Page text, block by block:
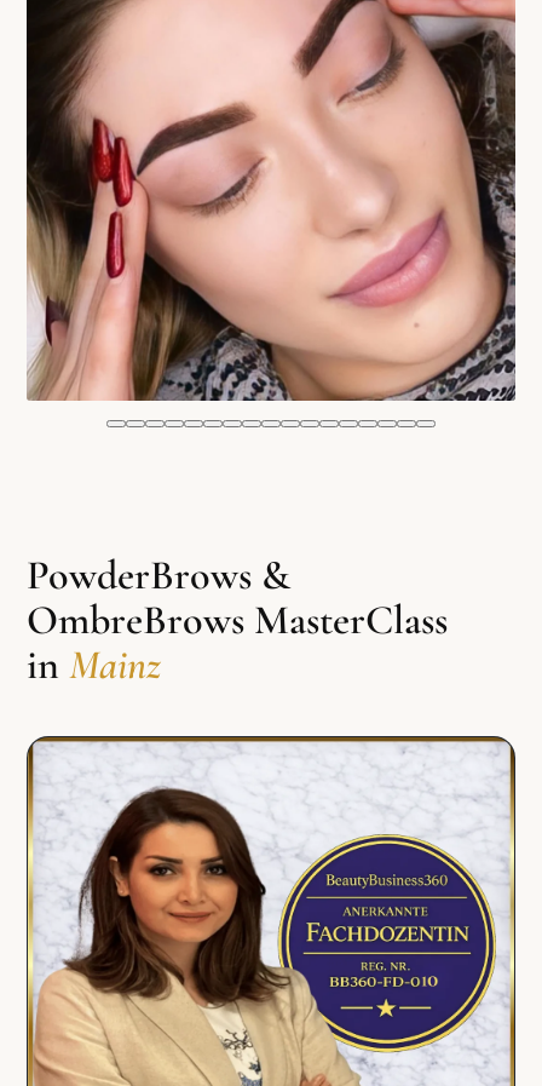
PowderBrows &
OmbreBrows MasterClass
in Mainz